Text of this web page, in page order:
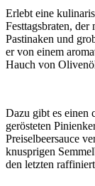
Erlebt eine
Festtagsbraten,
Pastinaken und
er von einem
Hauch von
Dazu gibt es einen
gerösteten
Preiselbeersauce
knusprigen
den letzten